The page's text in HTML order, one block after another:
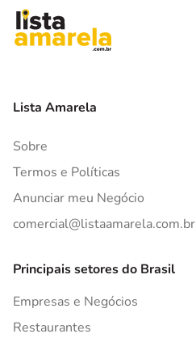
Lista Amarela
Sobre
Termos e Políticas
Anunciar meu Negócio
comercial@listaamarela.com.br
Principais setores do Brasil
Empresas e Negócios
Restaurantes